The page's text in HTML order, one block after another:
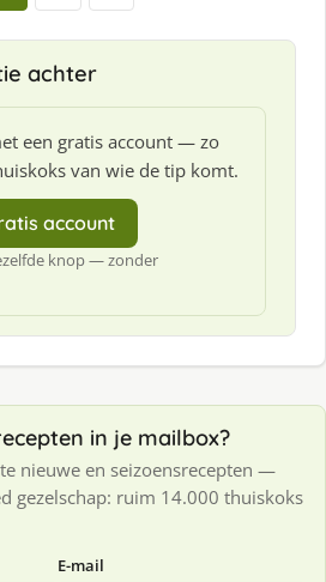
achter
een gratis account — zo
van wie de tip komt.
account
knop — zonder
in je mailbox?
nieuwe en seizoensrecepten —
gezelschap: ruim 14.000 thuiskoks
E-mail